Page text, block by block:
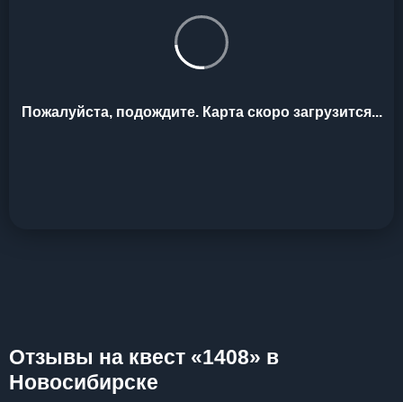
Пожалуйста, подождите. Карта скоро загрузится...
Отзывы на квест «1408» в
Новосибирске